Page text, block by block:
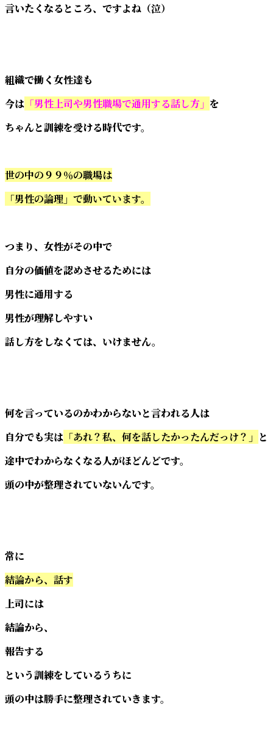
言いたくなるところ、ですよね（泣）
組織で働く女性達も
今は 「男性上司や男性職場で通用する話し方」 を
ちゃんと訓練を受ける時代です。
世の中の９９％の職場は
「男性の論理」で動いています。
つまり、女性がその中で
自分の価値を認めさせるためには
男性に通用する
男性が理解しやすい
話し方をしなくては、いけません。
何を言っているのかわからないと言われる人は
自分でも実は 「あれ？私、何を話したかったんだっけ？」 と
途中でわからなくなる人がほどんどです。
頭の中が整理されていないんです。
常に
結論から、話す
上司には
結論から、
報告する
という訓練をしているうちに
頭の中は勝手に整理されていきます。